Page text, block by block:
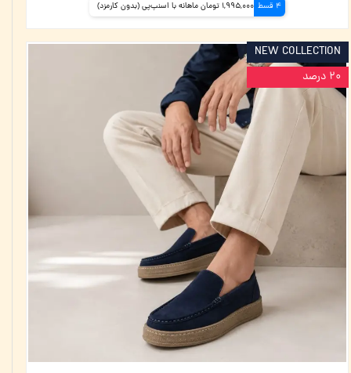
4 قسط 1,995,000 تومان ماهانه با اسنپ‌پی (بدون کارمزد)
NEW COLLECTION
۲۰ درصد